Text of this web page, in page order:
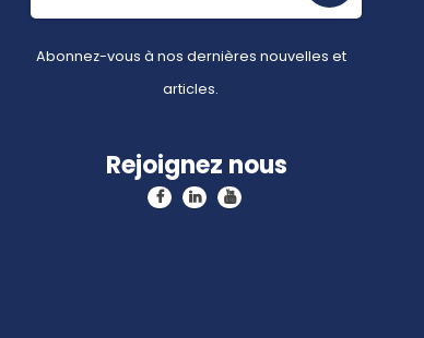
Abonnez-vous à nos dernières nouvelles et
articles.
Rejoignez nous